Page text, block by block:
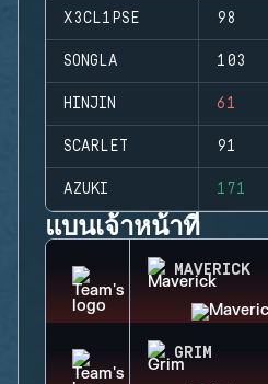
X3CL1PSE 98
SONGLA 103
HINJIN 61
SCARLET 91
AZUKI 171
แบนเจ้าหน้าที่
MAVERICK
GRIM